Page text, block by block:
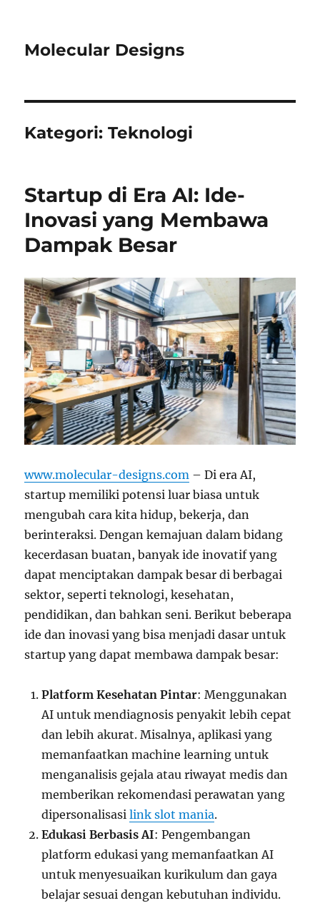
Molecular Designs
Kategori:Teknologi
Startup di Era AI: Ide-
Inovasi yang Membawa
Dampak Besar
www.molecular-designs.com – Di era AI,
startup memiliki potensi luar biasa untuk
mengubah cara kita hidup, bekerja, dan
berinteraksi. Dengan kemajuan dalam bidang
kecerdasan buatan, banyak ide inovatif yang
dapat menciptakan dampak besar di berbagai
sektor, seperti teknologi, kesehatan,
pendidikan, dan bahkan seni. Berikut beberapa
ide dan inovasi yang bisa menjadi dasar untuk
startup yang dapat membawa dampak besar:
Platform Kesehatan Pintar: Menggunakan
AI untuk mendiagnosis penyakit lebih cepat
dan lebih akurat. Misalnya, aplikasi yang
memanfaatkan machine learning untuk
menganalisis gejala atau riwayat medis dan
memberikan rekomendasi perawatan yang
dipersonalisasilink slot mania.
Edukasi Berbasis AI: Pengembangan
platform edukasi yang memanfaatkan AI
untuk menyesuaikan kurikulum dan gaya
belajar sesuai dengan kebutuhan individu.